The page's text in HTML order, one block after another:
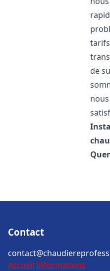
de
Contact
Accueil Informations